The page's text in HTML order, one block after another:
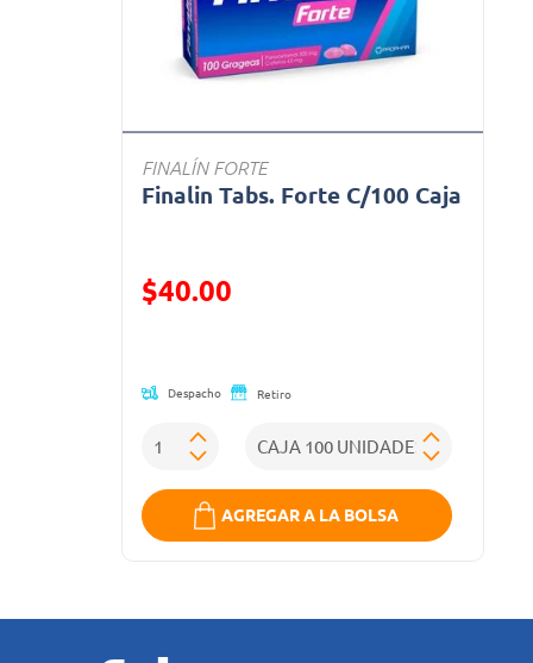
FINALÍN FORTE
Finalin Tabs. Forte C/100 Caja
Precio reducido de
$40.00
Despacho Retiro
AGREGAR A LA BOLSA